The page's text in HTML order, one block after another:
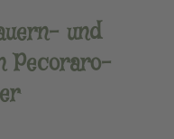
und
Pecoraro-